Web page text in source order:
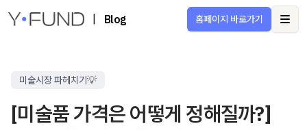
Blog 홈페이지 바로가기
미술시장 파헤치기💡
[미술품 가격은 어떻게 정해질까?]